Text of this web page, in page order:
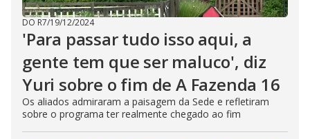
DO R7/19/12/2024
'Para passar tudo isso aqui, a
gente tem que ser maluco', diz
Yuri sobre o fim de A Fazenda 16
Os aliados admiraram a paisagem da Sede e refletiram
sobre o programa ter realmente chegado ao fim